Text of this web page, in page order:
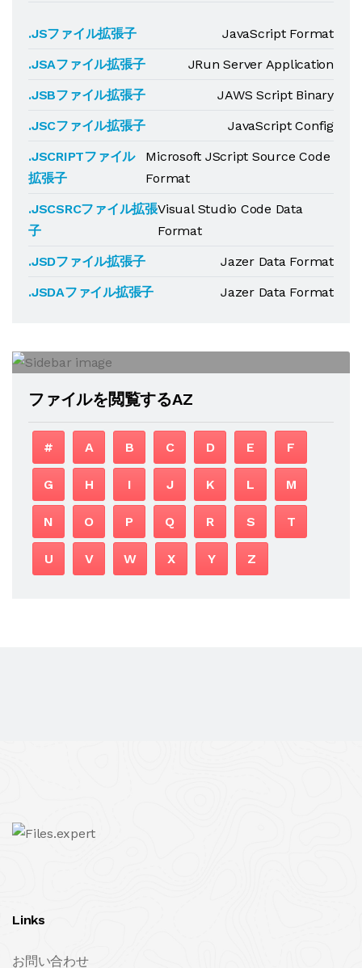
.JSファイル拡張子
JavaScript Format
.JSAファイル拡張子
JRun Server Application
.JSBファイル拡張子
JAWS Script Binary
.JSCファイル拡張子
JavaScript Config
.JSCRIPTファイル
拡張子
Microsoft JScript Source Code
Format
.JSCSRCファイル拡張
子
Visual Studio Code Data
Format
.JSDファイル拡張子
Jazer Data Format
.JSDAファイル拡張子
Jazer Data Format
ファイルを閲覧するAZ
# A B C D E F
G H I J K L M
N O P Q R S T
U V W X Y Z
Links
お問い合わせ